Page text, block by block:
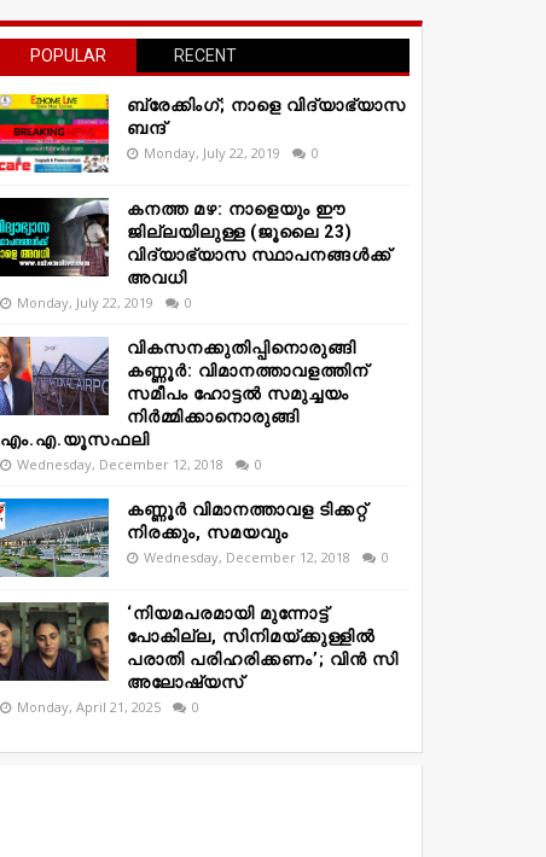
POPULAR RECENT
ബ്രേക്കിംഗ്; നാളെ വിദ്യാഭ്യാസ
ബന്ദ്
Monday, July 22, 2019 0
കനത്ത മഴ: നാളെയും ഈ
ജില്ലയിലുള്ള (ജൂലൈ 23)
വിദ്യാഭ്യാസ സ്ഥാപനങ്ങൾക്ക്
അവധി
Monday, July 22, 2019 0
വികസനക്കുതിപ്പിനൊരുങ്ങി
കണ്ണൂർ: വിമാനത്താവളത്തിന്
സമീപം ഹോട്ടൽ സമുച്ചയം
നിർമ്മിക്കാനൊരുങ്ങി
എം.എ.യൂസഫലി
Wednesday, December 12, 2018 0
കണ്ണൂർ വിമാനത്താവള ടിക്കറ്റ്
നിരക്കും, സമയവും
Wednesday, December 12, 2018 0
‘നിയമപരമായി മുന്നോട്ട്
പോകില്ല, സിനിമയ്ക്കുള്ളിൽ
പരാതി പരിഹരിക്കണം’; വിൻ സി
അലോഷ്യസ്
Monday, April 21, 2025 0